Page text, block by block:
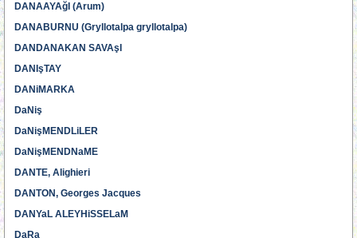
DANAAYAğI (Arum)
DANABURNU (Gryllotalpa gryllotalpa)
DANDANAKAN SAVAşI
DANIşTAY
DANiMARKA
DaNiş
DaNişMENDLiLER
DaNişMENDNaME
DANTE, Alighieri
DANTON, Georges Jacques
DANYaL ALEYHiSSELaM
DaRa